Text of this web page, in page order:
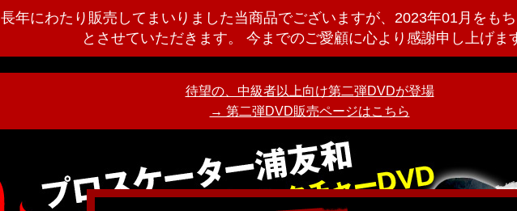
長年にわたり販売してまいりました当商品でございますが、2023年01月をも
とさせていただきます。 今までのご愛顧に心より感謝申し上げま
待望の、中級者以上向け第二弾DVDが登場
→ 第二弾DVD販売ページはこちら